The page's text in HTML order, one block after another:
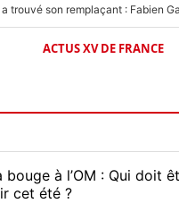
ACTUS XV DE FRANCE
bouge à l’OM : Qui doit
cet été ?